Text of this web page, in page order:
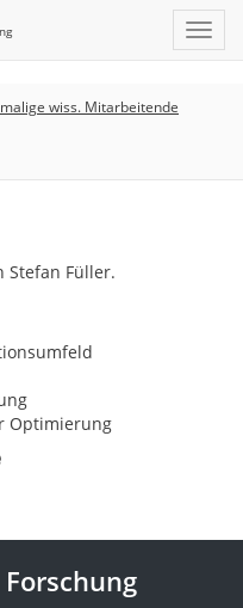
wiss. Mitarbeitende
Optimierung